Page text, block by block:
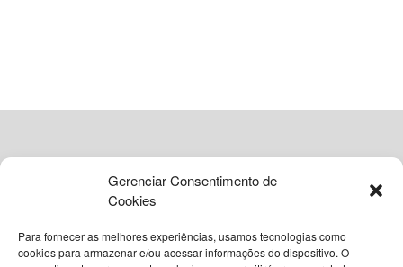
Gerenciar Consentimento de
Cookies
Para fornecer as melhores experiências, usamos tecnologias como
cookies para armazenar e/ou acessar informações do dispositivo. O
Euphoria, que encerrou oficialmente sua jornada
sua reta final, especialmente no que tange à